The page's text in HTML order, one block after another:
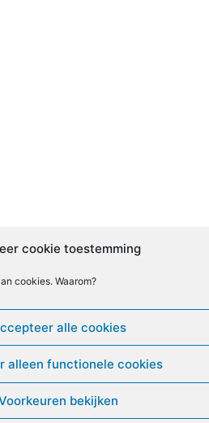
cookie toestemming
cookies. Waarom?
alle cookies
alleen functionele cookies
bekijken